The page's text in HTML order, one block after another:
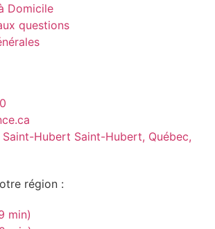
Domicile
questions
Hubert Saint-Hubert, Québec,
région :
min)